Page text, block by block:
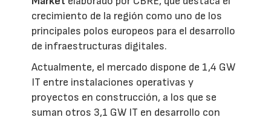
crecimiento de la región como uno de los
principales polos europeos para el desarrollo
de infraestructuras digitales.
Actualmente, el mercado dispone de 1,4 GW
IT entre instalaciones operativas y
proyectos en construcción, a los que se
suman otros 3,1 GW IT en desarrollo con